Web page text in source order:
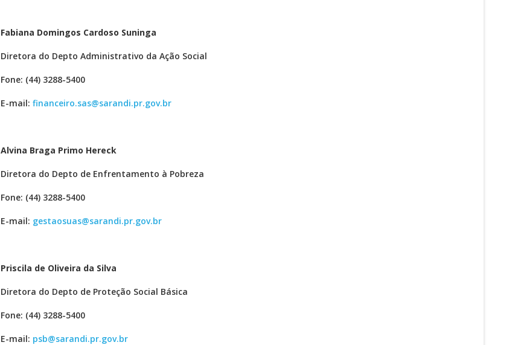
Fabiana Domingos Cardoso Suninga
Diretora do Depto Administrativo da Ação Social
Fone: (44) 3288-5400
E-mail: financeiro.sas@sarandi.pr.gov.br
Alvina Braga Primo Hereck
Diretora do Depto de Enfrentamento à Pobreza
Fone: (44) 3288-5400
E-mail: gestaosuas@sarandi.pr.gov.br
Priscila de Oliveira da Silva
Diretora do Depto de Proteção Social Básica
Fone: (44) 3288-5400
E-mail: psb@sarandi.pr.gov.br